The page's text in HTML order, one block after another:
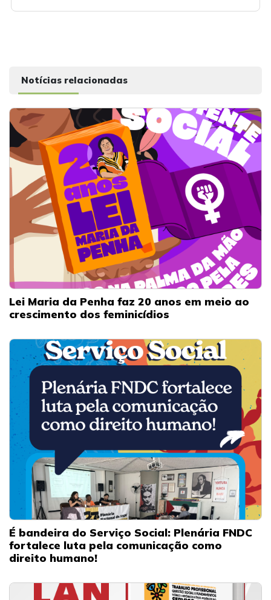
Notícias relacionadas
Lei Maria da Penha faz 20 anos em meio ao
crescimento dos feminicídios
É bandeira do Serviço Social: Plenária FNDC
fortalece luta pela comunicação como
direito humano!